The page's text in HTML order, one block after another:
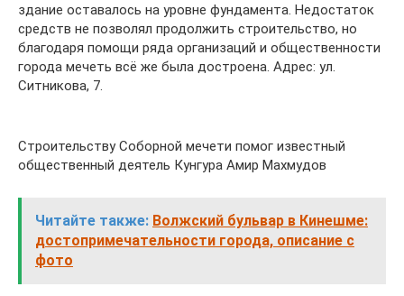
здание оставалось на уровне фундамента. Недостаток
средств не позволял продолжить строительство, но
благодаря помощи ряда организаций и общественности
города мечеть всё же была достроена. Адрес: ул.
Ситникова, 7.
Строительству Соборной мечети помог известный
общественный деятель Кунгура Амир Махмудов
Читайте также: Волжский бульвар в Кинешме:
достопримечательности города, описание с
фото